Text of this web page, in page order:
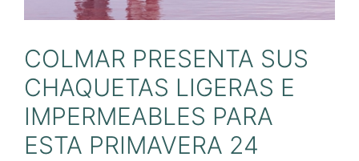
COLMAR PRESENTA SUS
CHAQUETAS LIGERAS E
IMPERMEABLES PARA
ESTA PRIMAVERA 24